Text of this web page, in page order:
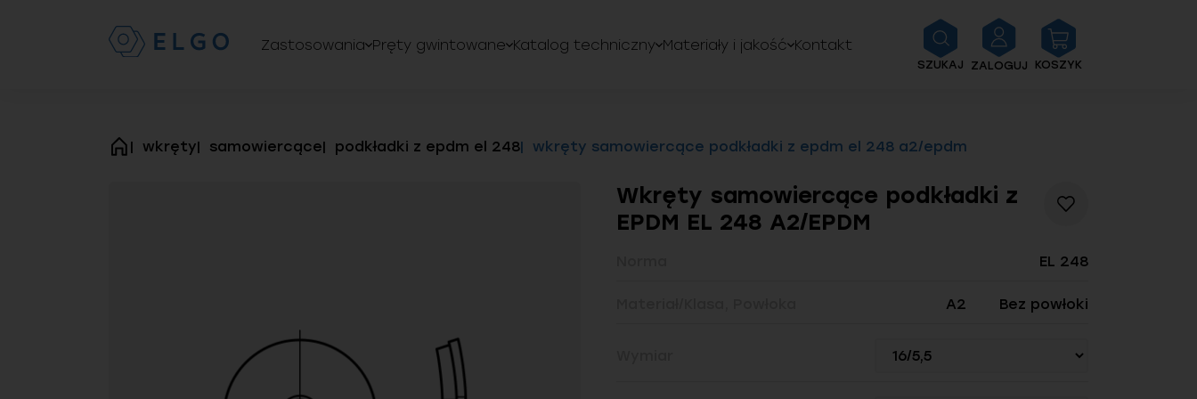
Zastosowania Pręty gwintowane Katalog techniczny Materiały i jakość Kontakt
SZUKAJ ZALOGUJ KOSZYK
stronawkręty samowiercące podkładki z epdm el 248 wkręty samowiercące podkładki z epdm el 248 a2/epdm
Wkręty samowiercące podkładki z
EPDM EL 248 A2/EPDM
EL 248
A2 Bez powłoki
Dodaj